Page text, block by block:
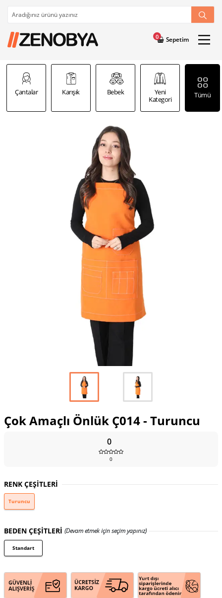
Sepetim
0
Çantalar Karışık Bebek
Yeni
Kategori
Şal
Tümü
Çok Amaçlı Önlük Ç014 - Turuncu
0
0
RENK ÇEŞİTLERİ
Turuncu
BEDEN ÇEŞİTLERİ (Devam etmek için seçim yapınız)
Standart